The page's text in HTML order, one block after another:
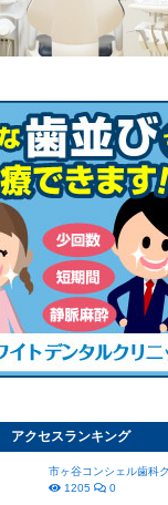
アクセスランキング
市ヶ谷コンシェル歯科
1205
0